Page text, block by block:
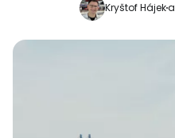
Kryštof Hájek